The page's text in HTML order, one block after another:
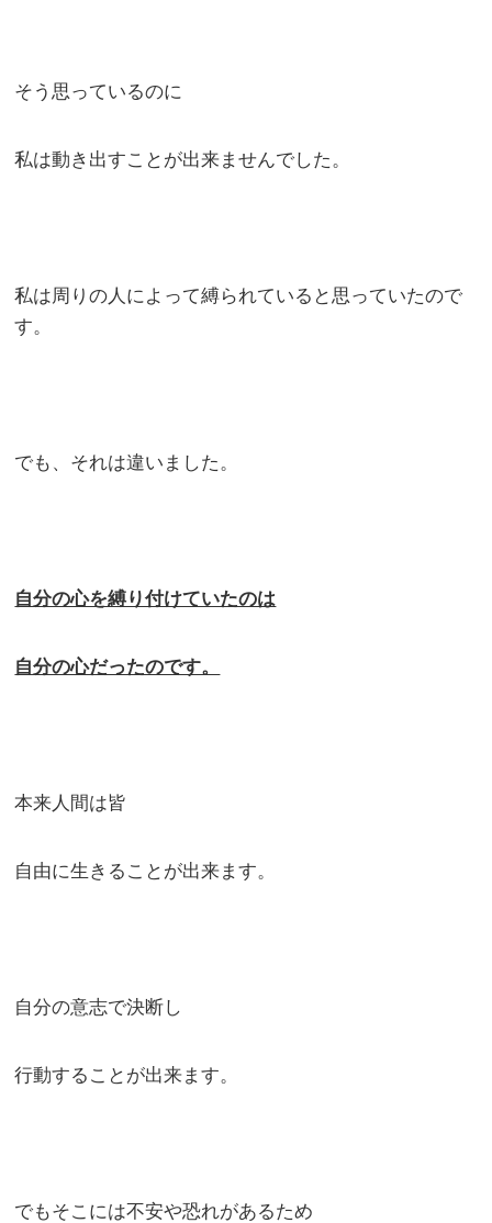
そう思っているのに
私は動き出すことが出来ませんでした。
私は周りの人によって縛られていると思っていたので
す。
でも、それは違いました。
自分の心を縛り付けていたのは
自分の心だったのです。
本来人間は皆
自由に生きることが出来ます。
自分の意志で決断し
行動することが出来ます。
でもそこには不安や恐れがあるため